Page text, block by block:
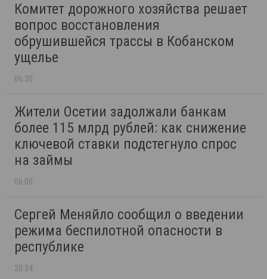
Комитет дорожного хозяйства решает
вопрос восстановления
обрушившейся трассы в Кобанском
ущелье
06:30
Жители Осетии задолжали банкам
более 115 млрд рублей: как снижение
ключевой ставки подстегнуло спрос
на займы
06:00
Сергей Меняйло сообщил о введении
режима беспилотной опасности в
республике
20:34